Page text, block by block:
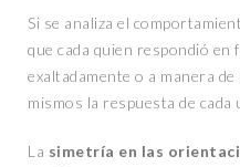
Si se analiza el
que cada quien respondió
exaltadamente o a manera
mismos la respuesta de cada
La simetría en las